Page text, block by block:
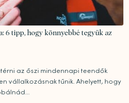
6 tipp, hogy könnyebbé tegyük az
az őszi mindennapi teendők
vállalkozásnak tűnik. Ahelyett, hogy